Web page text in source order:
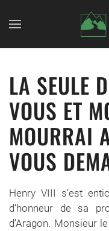
Skip to main
LA SEULE
VOUS ET
MOURRAI
VOUS
Henry VIII s’est
d’honneur de sa
d’Aragon. Monsieur